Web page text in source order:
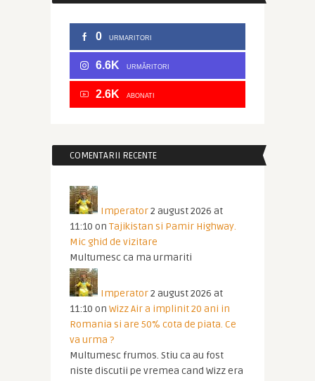
0 URMARITORI
6.6K URMĂRITORI
2.6K ABONATI
COMENTARII RECENTE
Imperator2 august 2026 at
11:10 on Tajikistan si Pamir Highway.
Mic ghid de vizitare
Multumesc ca ma urmariti
Imperator2 august 2026 at
11:10 on Wizz Air a implinit 20 ani in
Romania si are 50% cota de piata. Ce
va urma ?
Multumesc frumos. Stiu ca au fost
niste discutii pe vremea cand Wizz era